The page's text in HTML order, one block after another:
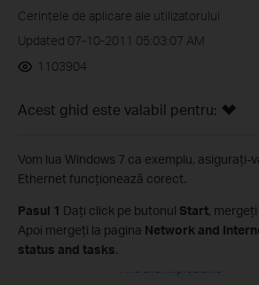
Cerințele de aplicare ale utilizatorului
Updated 07-10-2011 05:03:07 AM
1103904
Acest ghid este valabil pentru:
Vom lua Windows 7 ca exemplu, asiguraţi-
Ethernet funcţionează corect.
Pasul 1 Daţi click pe butonul Start, mergeţi
Apoi mergeţi la pagina Network and
status and tasks.